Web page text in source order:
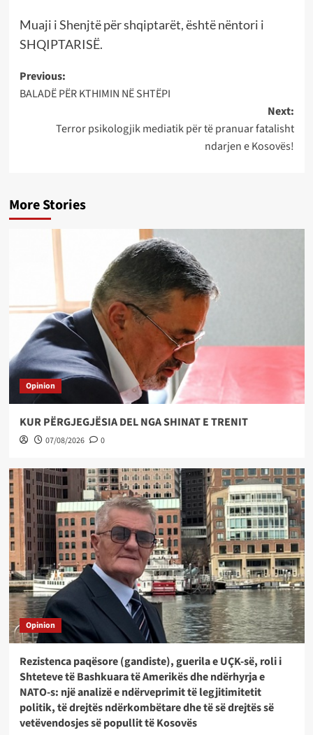
Muaji i Shenjtë për shqiptarët, është nëntori i
SHQIPTARISË.
Post
navigation
Previous:
BALADË PËR KTHIMIN NË SHTËPI
Next:
Terror psikologjik mediatik për të pranuar fatalisht
ndarjen e Kosovës!
More Stories
Opinion
KUR PËRGJEGJËSIA DEL NGA SHINAT E TRENIT
07/08/2026 0
Opinion
Rezistenca paqësore (gandiste), guerila e UÇK-së, roli i
Shteteve të Bashkuara të Amerikës dhe ndërhyrja e
NATO-s: një analizë e ndërveprimit të legjitimitetit
politik, të drejtës ndërkombëtare dhe të së drejtës së
vetëvendosjes së popullit të Kosovës